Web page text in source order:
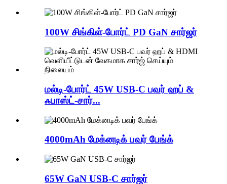
100W சிங்கிள்-போர்ட் PD GaN சார்ஜர்
மல்டி-போர்ட் 45W USB-C பவர் ஹப் &
ஃபாஸ்ட்-சார்...
4000mAh மேக்னடிக் பவர் பேங்க்
65W GaN USB-C சார்ஜர்